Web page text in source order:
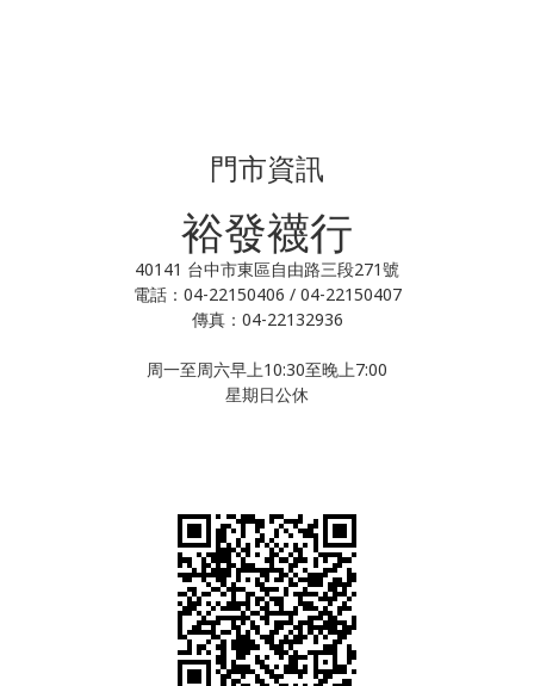
門市資訊
裕發襪行
40141 台中市東區自由路三段271號
電話：04-22150406 / 04-22150407
傳真：04-22132936
周一至周六早上10:30至晚上7:00
星期日公休